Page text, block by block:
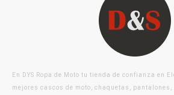
En DYS Ropa de Moto tu tienda de confianza en
mejores cascos de moto, chaquetas,